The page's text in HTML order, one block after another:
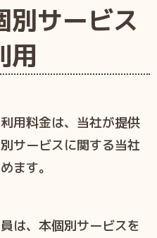
サービス
用
用料金は、当社が提供
サービスに関する当社
ます。
は、本個別サービスを